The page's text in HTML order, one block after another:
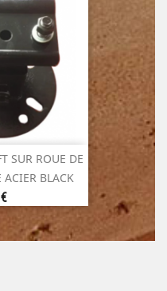
SUR ROUE DE
ACIER BLACK